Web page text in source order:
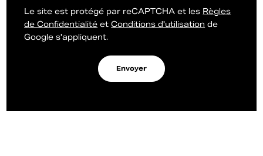
Le site est protégé par reCAPTCHA et les Règles
de Confidentialité etConditions d'utilisation de
Google s'appliquent.
Envoyer